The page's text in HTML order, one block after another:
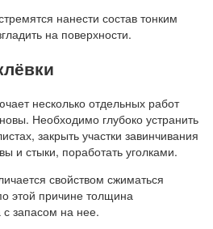
нанести состав тонким
на поверхности.
несколько отдельных работ
Необходимо глубоко устранить
закрыть участки завинчивания
и стыки, поработать уголками.
свойством сжиматься
этой причине толщина
запасом на нее.